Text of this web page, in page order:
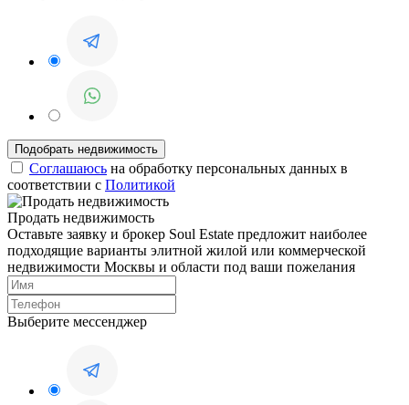
Соглашаюсь на обработку персональных данных в
соответствии с Политикой
Продать недвижимость
Оставьте заявку и брокер Soul Estate предложит наиболее
подходящие варианты элитной жилой или коммерческой
недвижимости Москвы и области под ваши пожелания
Выберите мессенджер